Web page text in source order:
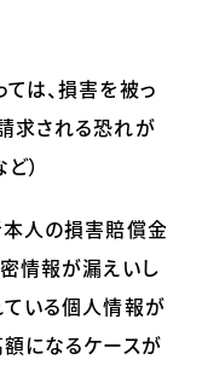
は、損害を被っ
求される恐れが
）
本人の損害賠償金
情報が漏えいし
いる個人情報が
になるケースが